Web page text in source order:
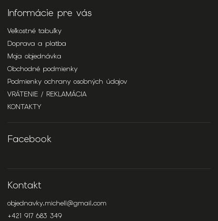
Informácie pre vás
Veľkostné tabuľky
Doprava a platba
Moja objednávka
Obchodné podmienky
Podmienky ochrany osobných údajov
VRÁTENIE / REKLAMÁCIA
KONTAKTY
Facebook
Kontakt
objednavky.michell@gmail.com
+421 917 683 349